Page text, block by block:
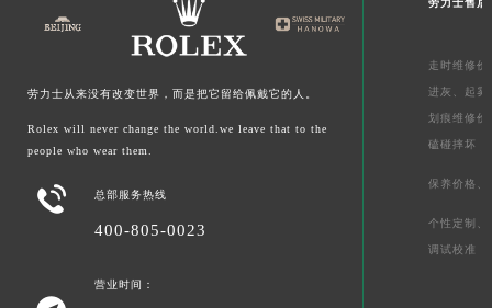
劳力士从来没有改变世界，而是把它留给佩戴它的人。
Rolex will never change the world.we leave that to the
people who wear them.
 总部服务热线
400-805-0023
营业时间：
劳力士售后
走时维修价
进灰、 起雾
划痕维修价
磕碰摔坏
保养价格、
个性定制、
调试校准